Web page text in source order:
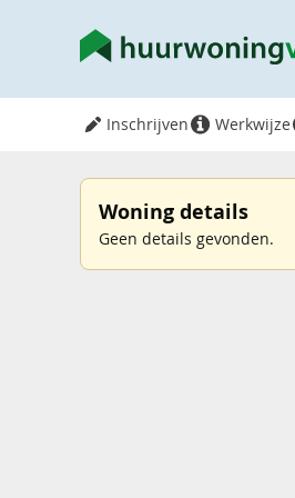
Inschrijven Werkwijze
Woning details
Geen details gevonden.